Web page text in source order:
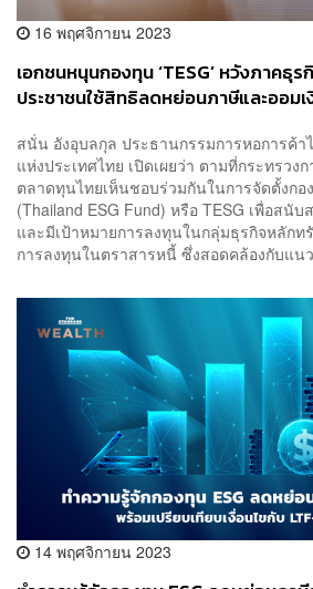
16 พฤศจิกายน 2023
เอกชนหนุนกองทุน ‘TESG’ หวังภาคธุ
ประชาชนใช้สิทธิลดหย่อนภาษีและออมเ
สนั่น อังอุบลกุล ประธานกรรมการหอการค้า
แห่งประเทศไทย เปิดเผยว่า ตามที่กระทรวง
ตลาดทุนไทยเห็นชอบร่วมกันในการจัดตั้งกอ
(Thailand ESG Fund) หรือ TESG เพื่อสนั
และมีเป้าหมายการลงทุนในกลุ่มธุรกิจหลักท
การลงทุนในตราสารหนี้ ซึ่งสอดคล้องกับแน
14 พฤศจิกายน 2023